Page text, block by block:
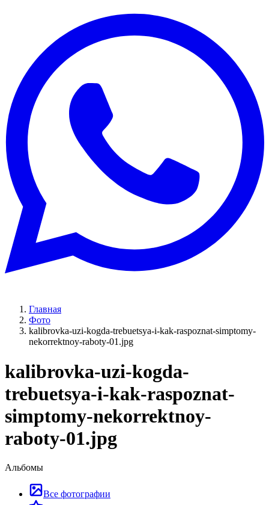
Главная
Фото
kalibrovka-uzi-kogda-trebuetsya-i-kak-raspoznat-simptomy-
nekorrektnoy-raboty-01.jpg
kalibrovka-uzi-kogda-
trebuetsya-i-kak-raspoznat-
simptomy-nekorrektnoy-
raboty-01.jpg
Альбомы
Все фотографии